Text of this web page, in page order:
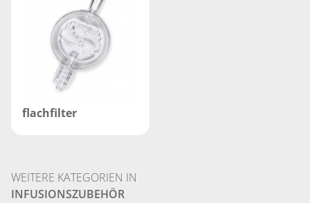
flachfilter
WEITERE KATEGORIEN IN
INFUSIONSZUBEHÖR